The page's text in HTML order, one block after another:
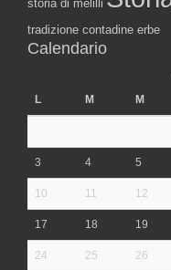
storia di melilli
tradizione contadine erbe
Calendario
L
M M
3 4 5
10 11 12
17 18 19
24 25 26